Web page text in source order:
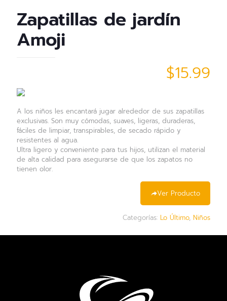
Zapatillas de jardín
Amoji
$15.99
A los niños les encantará jugar alrededor de sus zapatillas
exclusivas. Son muy cómodas, suaves, ligeras, duraderas,
fáciles de limpiar, transpirables, de secado rápido y
resistentes al agua.
Ultra ligero y conveniente para tus hijos, utilizan el material
de alta calidad para asegurarse de que los zapatos no
tienen olor.
Ver Producto
Categorías: Lo Último, Niños